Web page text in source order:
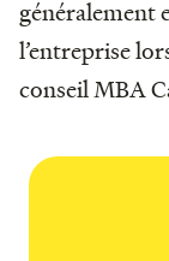
généralement
l’entreprise
conseil MBA